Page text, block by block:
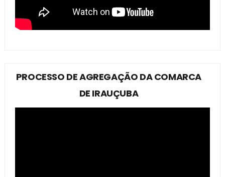
PROCESSO DE AGREGAÇÃO DA COMARCA
DE IRAUÇUBA